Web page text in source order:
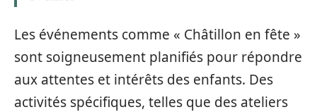
Les événements comme « Châtillon en fête »
sont soigneusement planifiés pour répondre
aux attentes et intérêts des enfants. Des
activités spécifiques, telles que des ateliers